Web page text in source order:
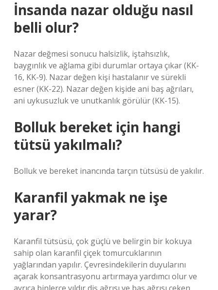
İnsanda nazar olduğu nasıl
belli olur?
Nazar değmesi sonucu halsizlik, iştahsızlık,
baygınlık ve ağlama gibi durumlar ortaya çıkar (KK-
16, KK-9). Nazar değen kişi hastalanır ve sürekli
esner (KK-22). Nazar değen kişide ani baş ağrıları,
ani uykusuzluk ve unutkanlık görülür (KK-15).
Bolluk bereket için hangi
tütsü yakılmalı?
Bolluk ve bereket inancında tarçın tütsüsü de yakılır.
Karanfil yakmak ne işe
yarar?
Karanfil tütsüsü, çok güçlü ve belirgin bir kokuya
sahip olan karanfil çiçek tomurcuklarının
yağlarından yapılır. Çevresindekilerin duyularını
açarak konsantrasyonu artırmaya yardımcı olur ve